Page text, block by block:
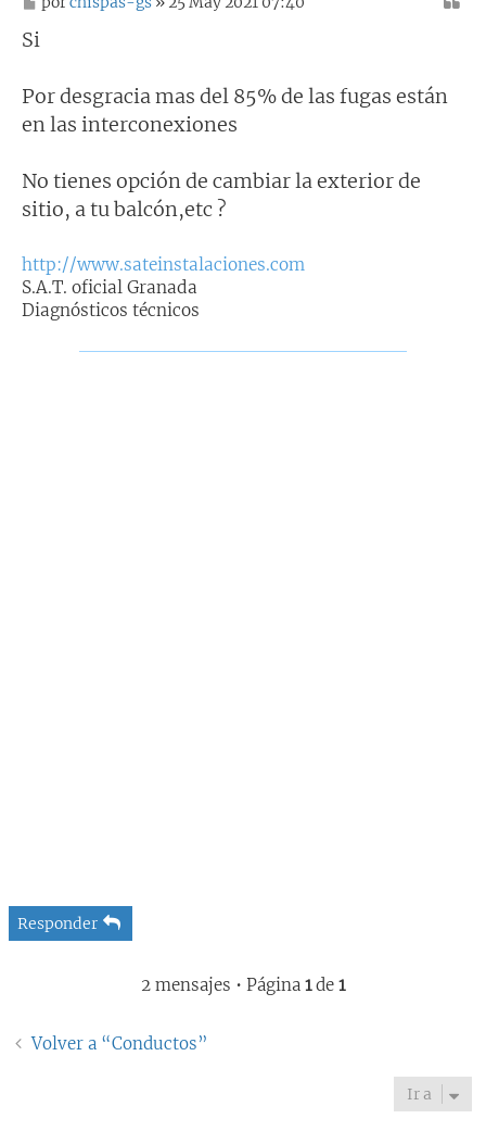
n
j
e
Si
Por desgracia mas del 85% de las fugas están
en las interconexiones
No tienes opción de cambiar la exterior de
sitio, a tu balcón,etc ?
http://www.sateinstalaciones.com
S.A.T. oficial Granada
Diagnósticos técnicos
Responder
2 mensajes • Página 1de 1
Volver a “Conductos”
Ir a